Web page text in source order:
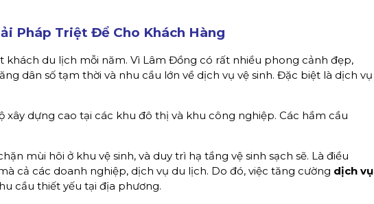
Pháp Triệt Để Cho Khách Hàng
du lịch mỗi năm. Vì Lâm Đồng có rất nhiều phong cảnh đẹp,
dân số tạm thời và nhu cầu lớn về dịch vụ vệ sinh. Đặc biệt là dịch vụ
xây dựng cao tại các khu đô thị và khu công nghiệp. Các hầm cầu
mùi hôi ở khu vệ sinh, và duy trì hạ tầng vệ sinh sạch sẽ. Là điều
cả các doanh nghiệp, dịch vụ du lịch. Do đó, việc tăng cường dịch vụ
cầu thiết yếu tại địa phương​.